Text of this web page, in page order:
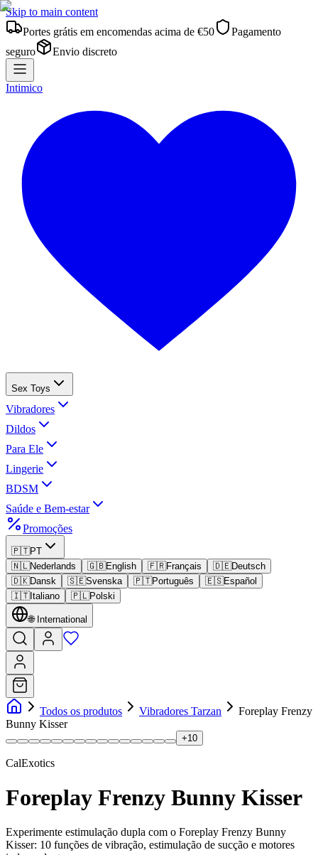
Skip to main content
Portes grátis em encomendas acima de €50
Pagamento
seguro
Envio discreto
Intimico
Sex Toys
Vibradores
Dildos
Para Ele
Lingerie
BDSM
Saúde e Bem-estar
Promoções
🇵🇹PT
🇳🇱Nederlands 🇬🇧English 🇫🇷Français 🇩🇪Deutsch
🇩🇰Dansk 🇸🇪Svenska 🇵🇹Português 🇪🇸Español
🇮🇹Italiano 🇵🇱Polski
🌐 International
Todos os produtos Vibradores Tarzan
Foreplay Frenzy
Bunny Kisser
+10
CalExotics
Foreplay Frenzy Bunny Kisser
Experimente estimulação dupla com o Foreplay Frenzy Bunny
Kisser: 10 funções de vibração, estimulação de sucção e motores